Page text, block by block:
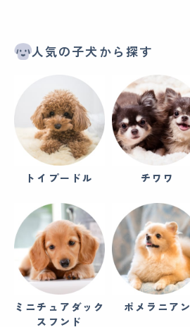
人気の子犬から探す
トイプードル チワワ
ミニチュアダック
スフンド
ポメラニアン